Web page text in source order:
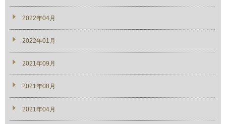
2022年04月
2022年01月
2021年09月
2021年08月
2021年04月